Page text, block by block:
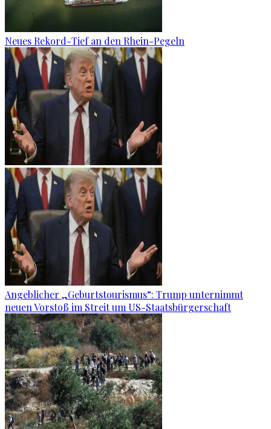
Neues Rekord-Tief an den Rhein-Pegeln
Angeblicher „Geburtstourismus“: Trump unternimmt
neuen Vorstoß im Streit um US-Staatsbürgerschaft